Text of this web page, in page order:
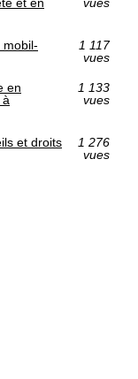
mobil-
1 117
vues
en
1 133
vues
et droits
1 276
vues